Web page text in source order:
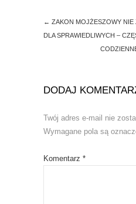
)
← ZAKON MOJŻESZOWY NIE
DLA SPRAWIEDLIWYCH –
DODAJ
Twój adres e-mail nie
Wymagane pola są
Komentarz *